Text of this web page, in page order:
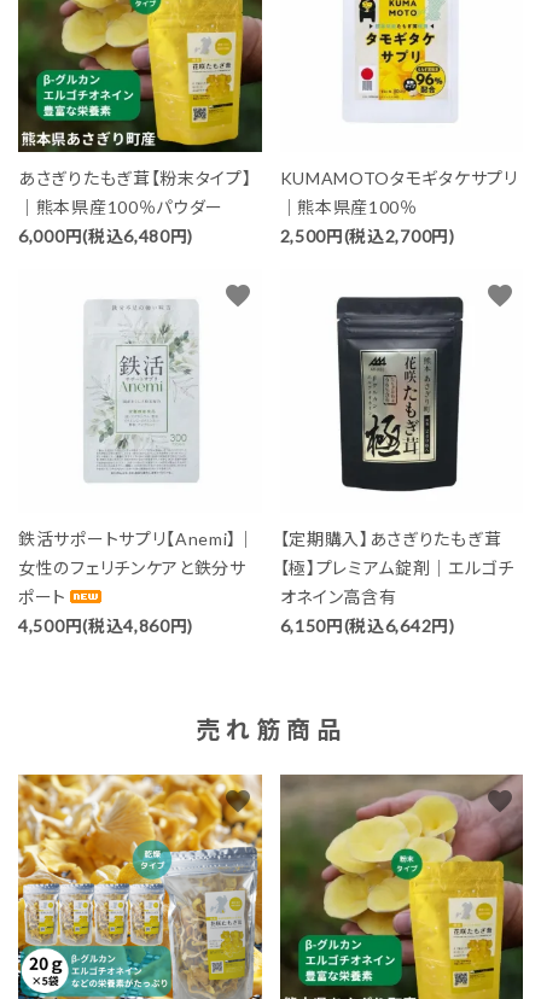
あさぎりたもぎ茸【粉末タイプ】
｜熊本県産100％パウダー
6,000円(税込6,480円)
KUMAMOTOタモギタケサプリ
｜熊本県産100％
2,500円(税込2,700円)
鉄活サポートサプリ【Anemi】｜
女性のフェリチンケアと鉄分サ
ポート
4,500円(税込4,860円)
favorite
【定期購入】あさぎりたもぎ茸
【極】プレミアム錠剤｜エルゴチ
オネイン高含有
6,150円(税込6,642円)
favorite
売れ筋商品
favorite favorite